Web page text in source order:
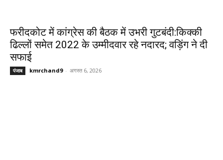
फरीदकोट में कांग्रेस की बैठक में उभरी गुटबंदी:किक्की
ढिल्लों समेत 2022 के उम्मीदवार रहे नदारद; वड़िंग ने दी
सफाई
पंजाब kmrchand9 - अगस्त 6, 2026